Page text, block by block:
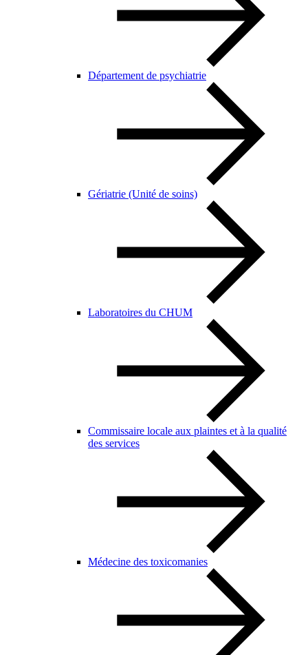
Département de psychiatrie
Gériatrie (Unité de soins)
Laboratoires du CHUM
Commissaire locale aux plaintes et à la qualité
des services
Médecine des toxicomanies